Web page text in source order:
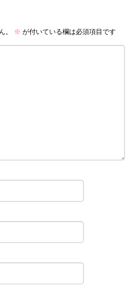
。 ※ が付いている欄は必須項目です